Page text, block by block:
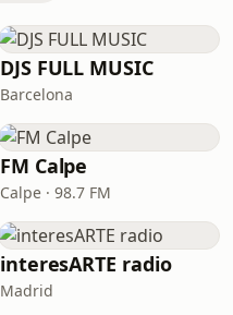
DJS FULL MUSIC
Barcelona
FM Calpe
Calpe · 98.7 FM
interesARTE radio
Madrid